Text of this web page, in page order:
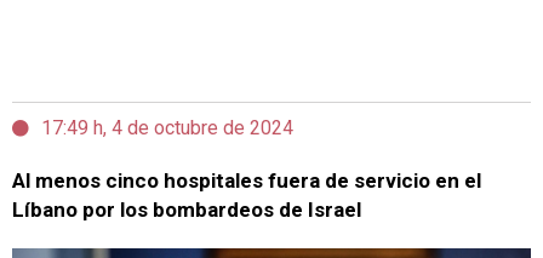
17:49 h, 4 de octubre de 2024
Al menos cinco hospitales fuera de servicio en el
Líbano por los bombardeos de Israel